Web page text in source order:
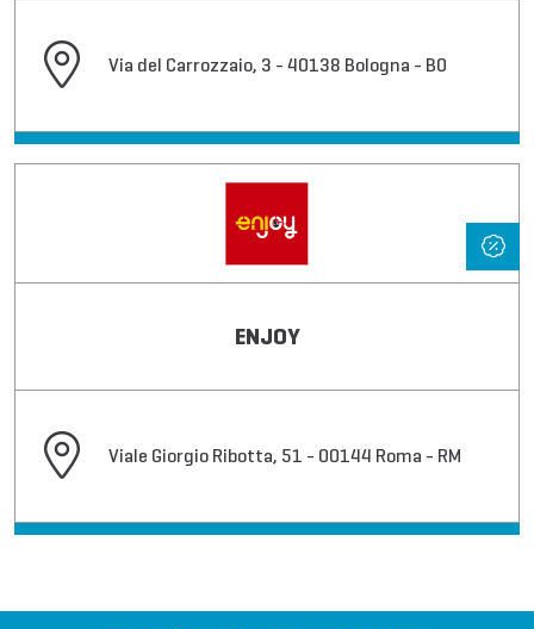
Via del Carrozzaio, 3 - 40138 Bologna - BO
ENJOY
Viale Giorgio Ribotta, 51 - 00144 Roma - RM